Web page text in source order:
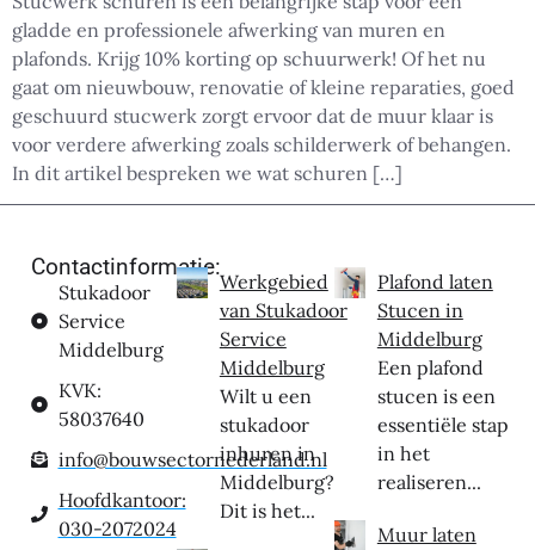
gladde en professionele afwerking van muren en
plafonds. Krijg 10% korting op schuurwerk! Of het nu
gaat om nieuwbouw, renovatie of kleine reparaties, goed
geschuurd stucwerk zorgt ervoor dat de muur klaar is
voor verdere afwerking zoals schilderwerk of behangen.
In dit artikel bespreken we wat schuren […]
Contactinformatie:
Stukadoor
Service
Middelburg
KVK:
58037640
info@bouwsectornederland.nl
Hoofdkantoor:
030-2072024
Werkgebied
van Stukadoor
Service
Middelburg
Wilt u een
stukadoor
inhuren in
Middelburg?
Dit is het...
Plafond laten
Stucen in
Middelburg
Een plafond
stucen is een
essentiële stap
in het
realiseren...
Muur laten